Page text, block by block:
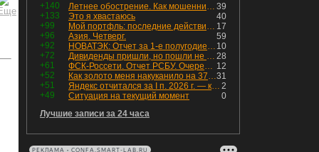
+140 39
Летнее обострение. Как мошенники пытаются подсунуть кнопку "БАБЛО" девушкам
+133
40
Это я хвастаюсь
+99
17
Мой портфль: последние действия и текущая структура. Краткий комментарий по всем позициям
+96
59
Азия. Четверг.
+92
10
НОВАТЭК: Отчет за 1-е полугодие 2026 - прибыль продолжает падать, но лучшее впереди, если не прилетит
+72
28
Дивиденды пришли, но пошли не туда
+61
12
ФСК-Россети. Отчет РСБУ. Очередная допка - бомбовые новости в эфире
+52
31
Как золото меня накуканило на 370к за ночь
+51
2
Яндекс отчитался за I п. 2026 г. — компания увеличила инвестиции и долг. Buyback начал работать, продали Авто.Ру.
+49
0
Ситуация на текущий момент
Лучшие записи за 24 часа
РЕКЛАМА • CONFA.SMART-LAB.RU